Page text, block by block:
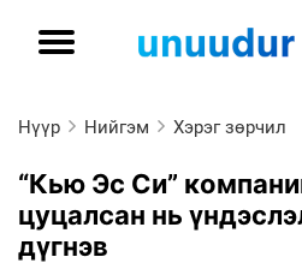
Нүүр Нийгэм Хэрэг зөрчил
“Кью Эс Си”
цуцалсан нь
дүгнэв